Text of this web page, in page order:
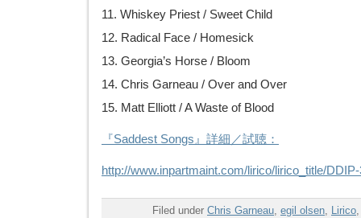
11. Whiskey Priest / Sweet Child
12. Radical Face / Homesick
13. Georgia’s Horse / Bloom
14. Chris Garneau / Over and Over
15. Matt Elliott / A Waste of Blood
『Saddest Songs』詳細／試聴：
http://www.inpartmaint.com/lirico/lirico_title/
Filed under Chris Garneau, egil olsen, Lirico